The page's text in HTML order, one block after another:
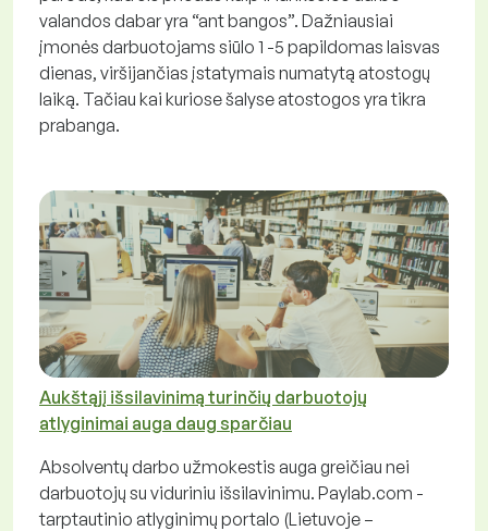
valandos dabar yra “ant bangos”. Dažniausiai
įmonės darbuotojams siūlo 1 -5 papildomas laisvas
dienas, viršijančias įstatymais numatytą atostogų
laiką. Tačiau kai kuriose šalyse atostogos yra tikra
prabanga.
Aukštąjį išsilavinimą turinčių darbuotojų
atlyginimai auga daug sparčiau
Absolventų darbo užmokestis auga greičiau nei
darbuotojų su viduriniu išsilavinimu. Paylab.com -
tarptautinio atlyginimų portalo (Lietuvoje –